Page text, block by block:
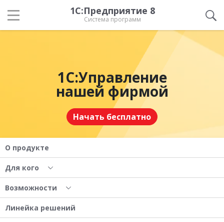
1С:Предприятие 8
Система программ
1С:Управление
нашей фирмой
Начать бесплатно
О продукте
Для кого
Возможности
Линейка решений